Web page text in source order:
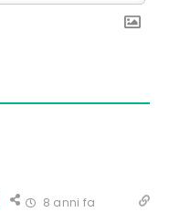
8 anni fa